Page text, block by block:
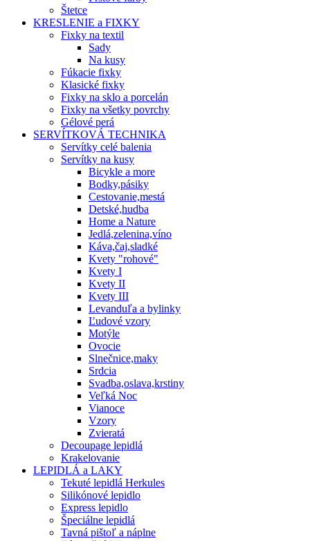
Štetce
KRESLENIE a FIXKY
Fixky na textil
Sady
Na kusy
Fúkacie fixky
Klasické fixky
Fixky na sklo a porcelán
Fixky na všetky povrchy
Gélové perá
SERVÍTKOVÁ TECHNIKA
Servítky celé balenia
Servítky na kusy
Bicykle a more
Bodky,pásiky
Cestovanie,mestá
Detské,hudba
Home a Nature
Jedlá,zelenina,víno
Káva,čaj,sladké
Kvety "rohové"
Kvety I
Kvety II
Kvety III
Levanduľa a bylinky
Ľudové vzory
Motýle
Ovocie
Slnečnice,maky
Srdcia
Svadba,oslava,krstiny
Veľká Noc
Vianoce
Vzory
Zvieratá
Decoupage lepidlá
Krakelovanie
LEPIDLÁ a LAKY
Tekuté lepidlá Herkules
Silikónové lepidlo
Express lepidlo
Špeciálne lepidlá
Tavná pištoľ a náplne